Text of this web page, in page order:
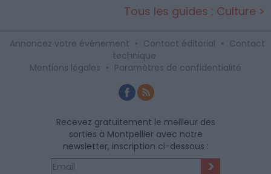
Tous les guides : Culture >
Annoncez votre événement • Contact éditorial • Contact
technique
Mentions légales • Paramètres de confidentialité
Recevez gratuitement le meilleur des
sorties à Montpellier avec notre
newsletter, inscription ci-dessous :
>